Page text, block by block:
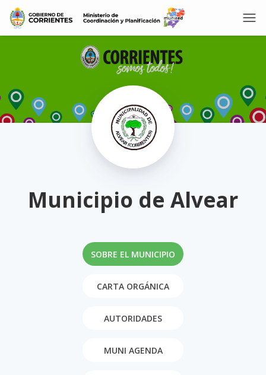
Municipio de Alvear
SOBRE EL MUNICIPIO
CARTA ORGÁNICA
AUTORIDADES
MUNI AGENDA